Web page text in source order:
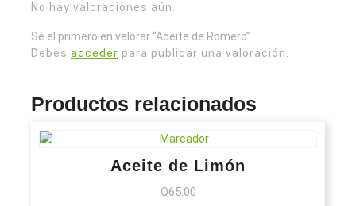
No hay valoraciones aún.
Sé el primero en valorar “Aceite de Romero”
Debes acceder para publicar una valoración.
Productos relacionados
Aceite de Limón
Q65.00